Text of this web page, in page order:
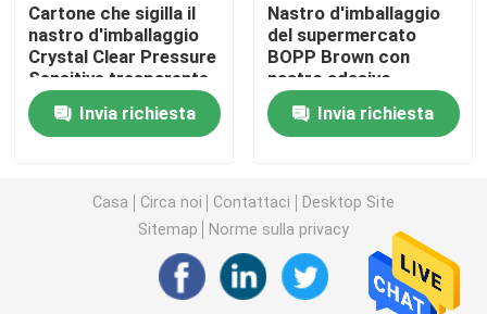
Pellicola trasparente
film dell'involucro di allungamento
Contenitori di alimento del di alluminio
Kraft di nastro di carta
Cartone che sigilla il
nastro d'imballaggio
Crystal Clear Pressure
Sensitive trasparente
di BOPP
Invia richiesta
Nastro d'imballaggio
del supermercato
BOPP Brown con
nastro adesivo
d'imballaggio sensibile
alla pressione della
taglierina di nastro
Invia richiesta
Casa Circa noi Contattaci
Desktop Site
Sitemap
Norme sulla privacy